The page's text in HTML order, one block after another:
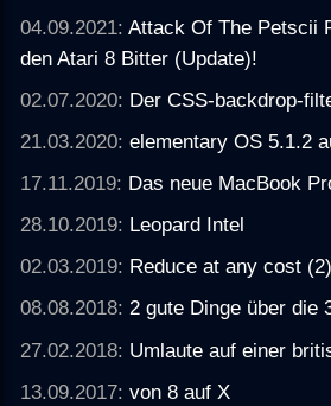
04.09.2021:Attack Of The Petscii
den Atari 8 Bitter (Update)!
02.07.2020: Der CSS-backdrop-
21.03.2020:elementary OS 5.1.2
17.11.2019: Das neue MacBook
28.10.2019: Leopard Intel
02.03.2019: Reduce at any cost (2)
08.08.2018:2 gute Dinge über die
27.02.2018: Umlaute auf einer
13.09.2017:von 8 auf X